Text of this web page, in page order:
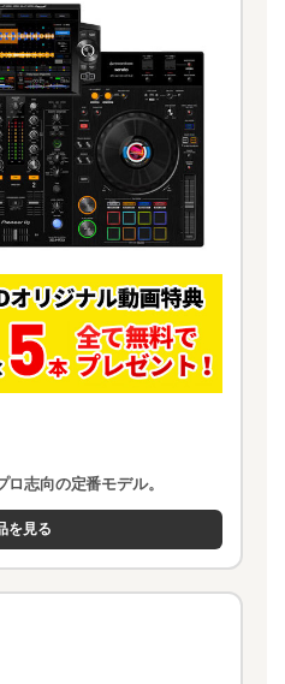
志向の定番モデル。
を見る